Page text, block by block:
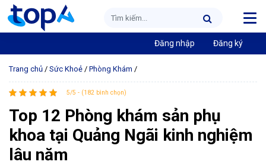
Đăng nhập Đăng ký
Trang chủ / Sức Khoẻ / Phòng Khám /
5/5 - (182 bình chọn)
Top 12 Phòng khám sản phụ
khoa tại Quảng Ngãi kinh nghiệm
lâu năm